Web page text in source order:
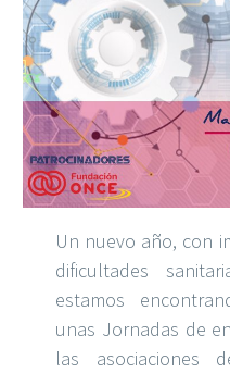
Un nuevo año, con
dificultades
estamos
unas Jornadas de
las asociaciones